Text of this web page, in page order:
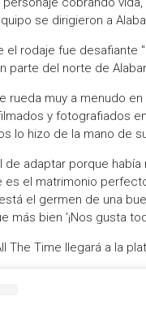
se dirigieron a
el rodaje fue
parte del norte de
rueda muy a menudo
y fotografiados
lo hizo de la mano de
de adaptar porque
es el matrimonio
el germen de una
más bien '¡Nos gusta
The Time llegará a la